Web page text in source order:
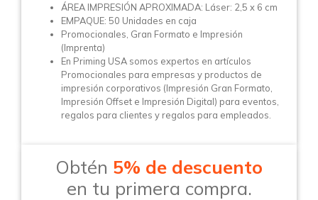
ÁREA IMPRESIÓN APROXIMADA: Láser: 2,5 x 6 cm
EMPAQUE: 50 Unidades en caja
Promocionales, Gran Formato e Impresión
(Imprenta)
En Priming USA somos expertos en artículos
Promocionales para empresas y productos de
impresión corporativos (Impresión Gran Formato,
Impresión Offset e Impresión Digital) para eventos,
regalos para clientes y regalos para empleados.
Obtén 5% de descuento
en tu primera compra.